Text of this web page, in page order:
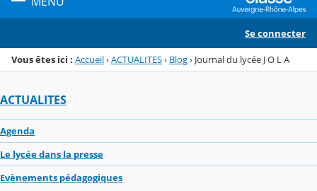
Se connecter
Vous êtes ici : Accueil›ACTUALITES› Blog› Journal du lycée J O L A
ACTUALITES
Agenda
Le lycée dans la presse
Evènements pédagogiques